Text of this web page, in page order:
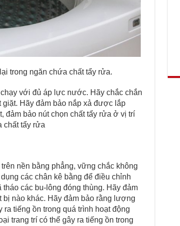
trong ngăn chứa chất tẩy rửa.
với đủ áp lực nước. Hãy chắc chắn
Hãy đảm bảo nắp xả được lắp
đảm bảo nút chọn chất tẩy rửa ở vị trí
chất tẩy rửa
nền bằng phẳng, vững chắc không
các chân kê bằng để điều chỉnh
các bu-lông đóng thùng. Hãy đảm
bị nào khác. Hãy đảm bảo rằng lượng
tiếng ồn trong quá trình hoạt động
trang trí có thể gây ra tiếng ồn trong